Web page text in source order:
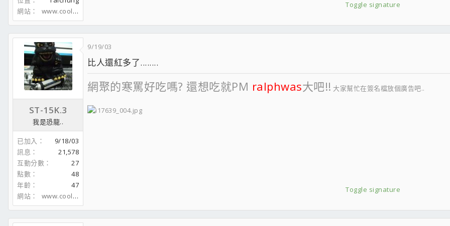
網站
www.coolaler.com
Toggle signature
ST-15K.3
我是恐龍..
已加入
9/18/03
訊息
21,578
互動分數
27
點數
48
年齡
47
網站
www.coolaler.com
9/19/03
比人還紅多了........
Toggle signature
網聚的寒罵好吃嗎? 還想吃就PM ralphwas大吧!! 大家幫忙在簽名檔放個廣告吧..